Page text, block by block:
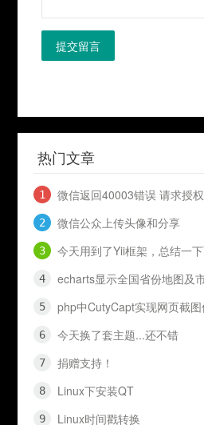
提交留言
热门文章
微信返回40003错误 请求授权时要
微信公众上传头像和分享
今天用到了Yii框架，总结一下Yii
echarts显示全国省份地图及
php中CutyCapt实现网页截图
今天换了套主题...还不错
捐赠支持！
Linux下安装QT
Linux时间戳转换